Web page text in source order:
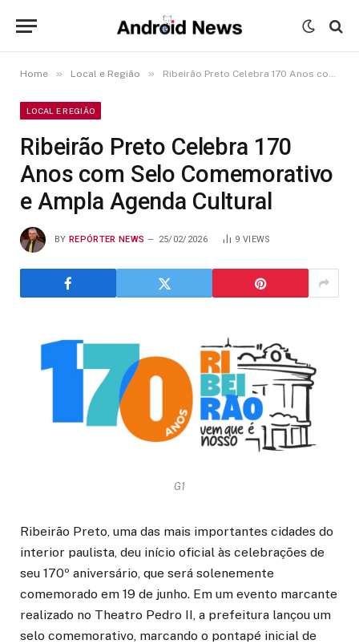
Home » Local e Região » Ribeirão Preto Celebra 170 Anos com Selo Comemorativo e Ampla Agenda Cultural
LOCAL E REGIÃO
Ribeirão Preto Celebra 170
Anos com Selo Comemorativo
e Ampla Agenda Cultural
BY REPÓRTER NEWS 25/02/2026 9 VIEWS
G1
Ribeirão Preto, uma das mais importantes cidades do
interior paulista, deu início oficial às celebrações de
seu 170º aniversário, que será solenemente
comemorado em 19 de junho. Em um evento marcante
realizado no Theatro Pedro II, a prefeitura lançou um
selo comemorativo, marcando o pontapé inicial de